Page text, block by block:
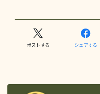
ポストする シェアする